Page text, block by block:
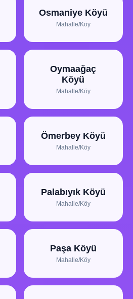
Osmaniye Köyü
Mahalle/Köy
Oymaağaç
Köyü
Mahalle/Köy
Ömerbey Köyü
Mahalle/Köy
Palabıyık Köyü
Mahalle/Köy
Paşa Köyü
Mahalle/Köy